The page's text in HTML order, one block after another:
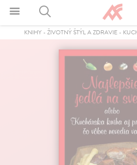
KNIHY- ŽIVOTNÝ ŠTÝL A ZDRAVIE-